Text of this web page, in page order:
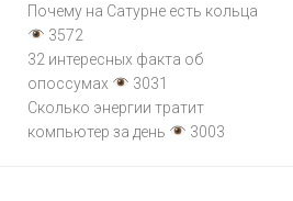
Почему на Сатурне есть кольца
3572
32 интересных факта об
опоссумах
3031
Сколько энергии тратит
компьютер за день
3003